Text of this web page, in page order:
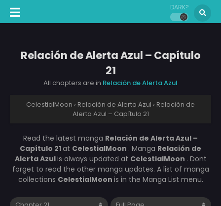
DARK?
Relación de Alerta Azul – Capítulo
21
All chapters are in Relación de Alerta Azul
CelestialMoon › Relación de Alerta Azul › Relación de
Alerta Azul – Capítulo 21
Read the latest manga Relación de Alerta Azul –
Capítulo 21at CelestialMoon . Manga Relación de
Alerta Azulis always updated at CelestialMoon . Dont
forget to read the other manga updates. A list of manga
collections CelestialMoon is in the Manga List menu.